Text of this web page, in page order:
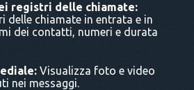
registri delle chiamate:
delle chiamate in entrata e in
dei contatti, numeri e durata
Visualizza foto e video
nei messaggi.